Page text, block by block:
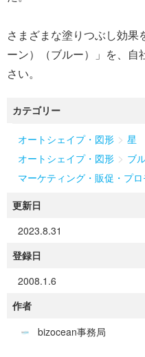
さまざまな塗りつぶし効果
ーン）（ブルー）」を、自
さい。
カテゴリー
オートシェイプ・図形 > 星
オートシェイプ・図形 > ブ
マーケティング・販促・プ
更新日
2023.8.31
登録日
2008.1.6
作者
bizocean事務局